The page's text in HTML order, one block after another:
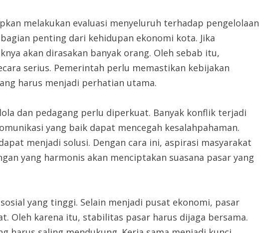
melakukan evaluasi menyeluruh terhadap pengelolaan
penting dari kehidupan ekonomi kota. Jika
akan dirasakan banyak orang. Oleh sebab itu,
serius. Pemerintah perlu memastikan kebijakan
harus menjadi perhatian utama.
dan pedagang perlu diperkuat. Banyak konflik terjadi
yang baik dapat mencegah kesalahpahaman.
menjadi solusi. Dengan cara ini, aspirasi masyarakat
yang harmonis akan menciptakan suasana pasar yang
yang tinggi. Selain menjadi pusat ekonomi, pasar
Oleh karena itu, stabilitas pasar harus dijaga bersama.